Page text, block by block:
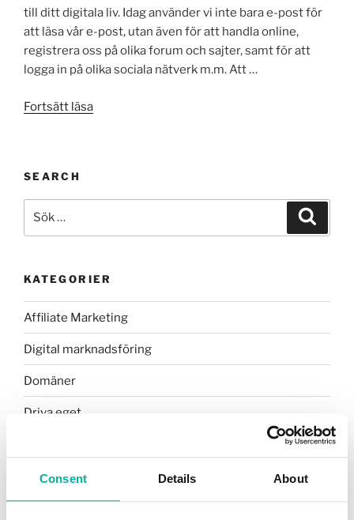
Consent Details About
till ditt digitala liv. Idag använder vi inte bara e-post för
att läsa vår e-post, utan även för att handla online,
registrera oss på olika forum och sajter, samt för att
logga in på olika sociala nätverk m.m. Att …
Fortsätt läsa”Hur
min
postadress?”
SEARCH
efter:
KATEGORIER
Affiliate Marketing
Digital marknadsföring
Domäner
Driva eget
E-mail